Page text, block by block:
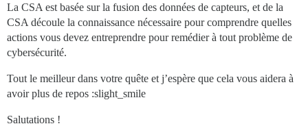
La CSA est basée sur la fusion des données de capteurs, et de la
CSA découle la connaissance nécessaire pour comprendre quelles
actions vous devez entreprendre pour remédier à tout problème de
cybersécurité.
Tout le meilleur dans votre quête et j’espère que cela vous aidera à
avoir plus de repos :slight_smile
Salutations !